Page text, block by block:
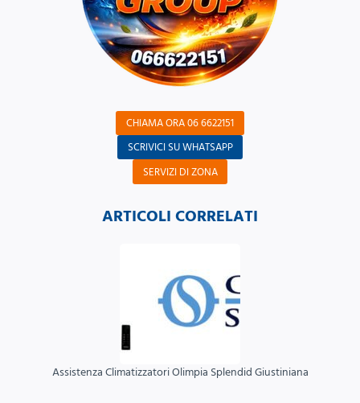
CHIAMA ORA 06 6622151
SCRIVICI SU WHATSAPP
SERVIZI DI ZONA
ARTICOLI CORRELATI
Assistenza Climatizzatori Olimpia Splendid Giustiniana